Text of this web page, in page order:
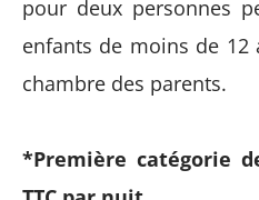
pour deux personnes
enfants de moins de 12
chambre des parents.
*Première catégorie